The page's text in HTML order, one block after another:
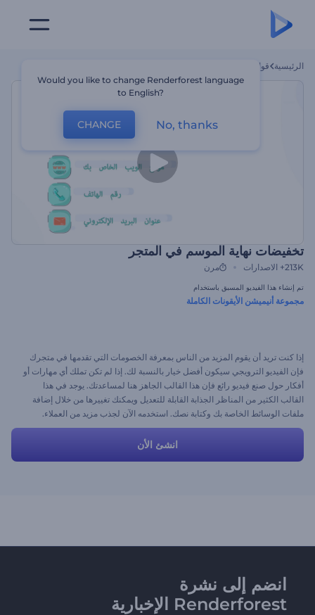
الرئيسية قوالب
تخفيضات نهاية الموسم في المتجر
213K+ الاصدارات مرن
تم إنشاء هذا الفيديو المسبق باستخدام
مجموعة أنيميشن الأيقونات الكاملة
إذا كنت تريد أن يقوم المزيد من الناس بمعرفة الخصومات التي تقدمها في متجرك
فإن الفيديو الترويجي سيكون أفضل خيار بالنسبة لك. إذا لم تكن تملك أي مهارات أو
أفكار حول صنع فيديو رائع فإن هذا القالب الجاهز هنا لمساعدتك. يوجد في هذا
القالب الكثير من المناظر الجذابة القابلة للتعديل ويمكنك تغييرها من خلال إضافة
ملفات الوسائط الخاصة بك وكتابة نصك. استخدمه الآن لجذب مزيد من العملاء.
انشئ الأن
انضم إلى نشرة
Renderforest الإخبارية
Would you like to change Renderforest language
to English?
CHANGE No, thanks